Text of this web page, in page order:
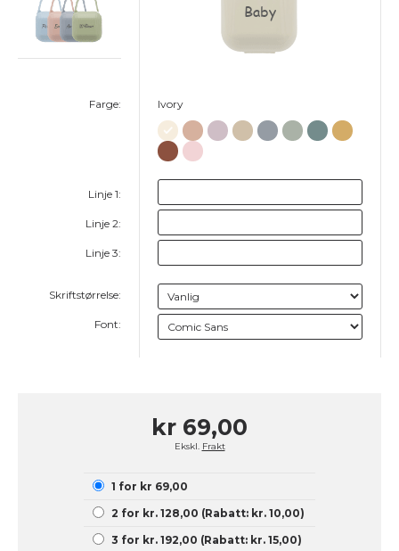
Farge:
Linje 1:
Linje 2:
Linje 3:
Skriftstørrelse:
Font:
Baby
Ivory
kr 69,00
Ekskl. Frakt
1 for kr 69,00
2 for kr. 128,00 (Rabatt: kr. 10,00)
3 for kr. 192,00 (Rabatt: kr. 15,00)